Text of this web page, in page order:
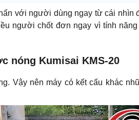
với người dùng ngay từ cái nhìn
người chốt đơn ngay vì tính
nóng Kumisai KMS-20
Vậy nên máy có kết cấu khác